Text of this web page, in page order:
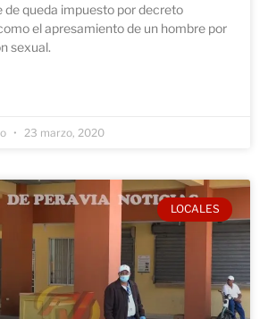
de queda impuesto por decreto
el apresamiento de un hombre por
sexual.
23 marzo, 2020
LOCALES